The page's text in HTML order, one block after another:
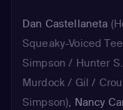
Dan Castellaneta
Squeaky-Voiced
Simpson / Hunter
Murdock / Gil /
Simpson), Nancy